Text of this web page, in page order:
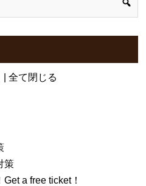
全て閉じる
策
a free ticket！